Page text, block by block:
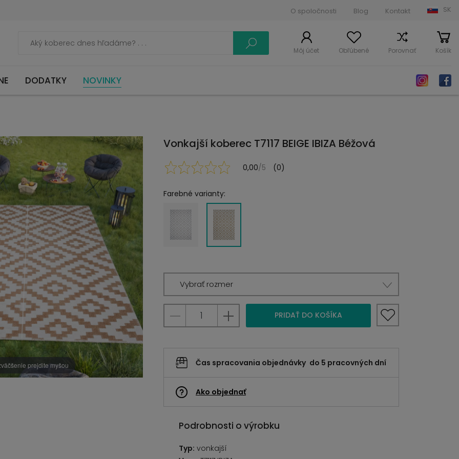
O spoločnosti Blog Kontakt SK
Môj účet Obľúbené Porovnať Košík
DODATKY NOVINKY
prejdite myšou
Vonkajší koberec T7117 BEIGE IBIZA Béžová
0,00/5 (0)
Farebné varianty:
Vybrať rozmer
PRIDAŤ DO KOŠÍKA
Čas spracovania objednávky do 5 pracovných dní
Ako objednať
Podrobnosti o výrobku
Typ: vonkajší